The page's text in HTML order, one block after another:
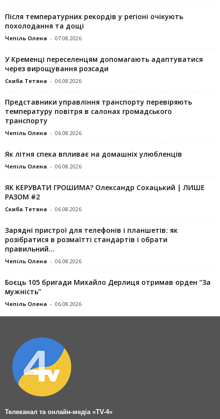
Після температурних рекордів у регіоні очікують
похолодання та дощі
Чепіль Олена - 07.08.2026
У Кременці переселенцям допомагають адаптуватися
через вирощування розсади
Скиба Тетяна - 06.08.2026
Представники управління транспорту перевіряють
температуру повітря в салонах громадського
транспорту
Чепіль Олена - 06.08.2026
Як літня спека впливає на домашніх улюбленців
Чепіль Олена - 06.08.2026
ЯК КЕРУВАТИ ГРОШИМА? Олександр Сохацький | ЛИШЕ
РАЗОМ #2
Скиба Тетяна - 06.08.2026
Зарядні пристрої для телефонів і планшетів: як
розібратися в розмаїтті стандартів і обрати
правильний...
Чепіль Олена - 06.08.2026
Боєць 105 бригади Михайло Дерлиця отримав орден “За
мужність”
Чепіль Олена - 06.08.2026
Телеканал та онлайн-медіа «TV-4»